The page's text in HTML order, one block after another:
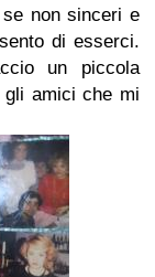
non sinceri e
di esserci.
un piccola
amici che mi